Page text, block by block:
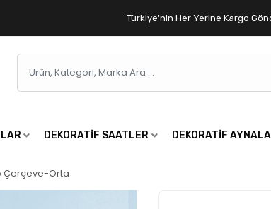
Türkiye'nin Her Yerine Kargo
DEKORATIF SAATLER DEKORATIF
Çerçeve-Orta